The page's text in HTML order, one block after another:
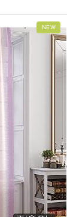
NEW